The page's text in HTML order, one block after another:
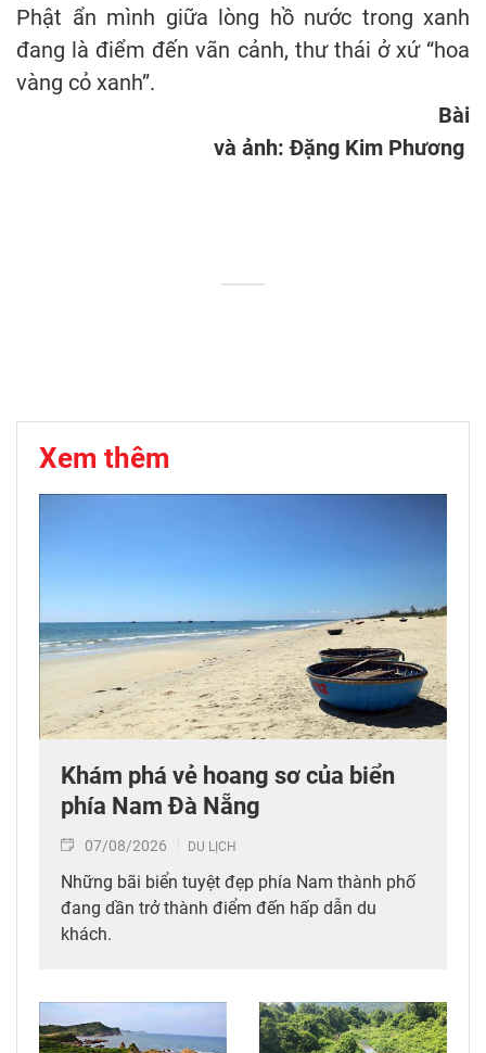
Phật ẩn mình giữa lòng hồ nước trong xanh
đang là điểm đến vãn cảnh, thư thái ở xứ “hoa
vàng cỏ xanh”.
Bài
và ảnh: Đặng Kim Phương
Xem thêm
Khám phá vẻ hoang sơ của biển
phía Nam Đà Nẵng
07/08/2026 DU LỊCH
Những bãi biển tuyệt đẹp phía Nam thành phố
đang dần trở thành điểm đến hấp dẫn du
khách.